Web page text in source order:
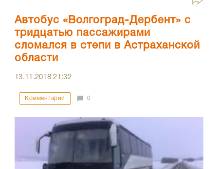
Автобус «Волгоград-Дербент» с
тридцатью пассажирами
сломался в степи в Астраханской
области
13.11.201821:32
Комментарии 0